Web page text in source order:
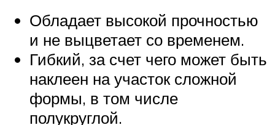
Обладает высокой прочностью
и не выцветает со временем.
Гибкий, за счет чего может быть
наклеен на участок сложной
формы, в том числе
полукруглой.